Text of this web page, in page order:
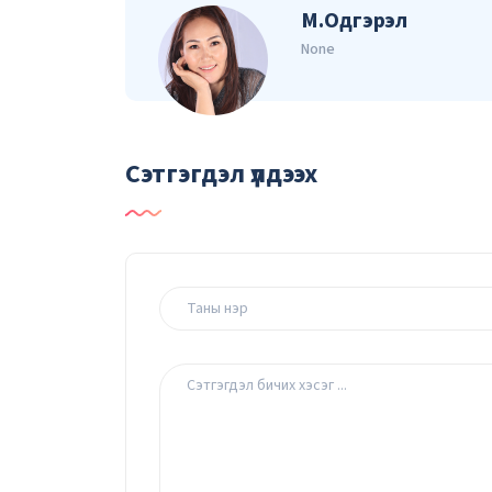
М.Одгэрэл
None
Сэтгэгдэл үлдээх